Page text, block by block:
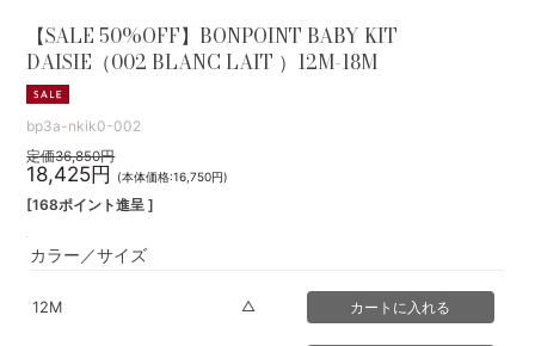
【SALE 50%OFF】BONPOINT BABY KIT
DAISIE（002 BLANC LAIT ）12M-18M
bp3a-nkik0-002
定価36,850円
18,425円 (本体価格:16,750円)
[168ポイント進呈 ]
カラー／サイズ
12M △